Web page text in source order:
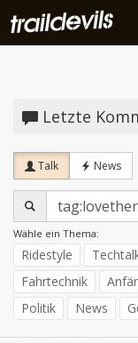
Letzte
Talk News
Wähle ein Thema:
Ridestyle
Fahrtechnik
Politik
News